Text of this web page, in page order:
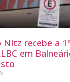
recebe a
em